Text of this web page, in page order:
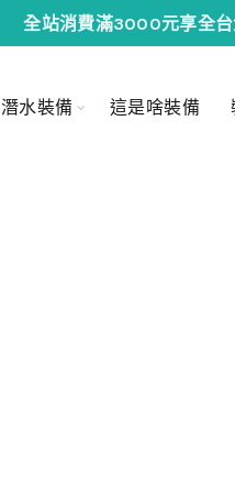
全站消費滿3000元享全台
潛水裝備 這是啥裝備